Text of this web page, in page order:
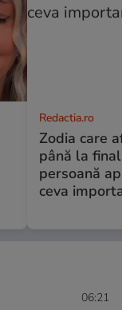
Redactia.ro
Zodia care
până la
persoană
ceva
06:21